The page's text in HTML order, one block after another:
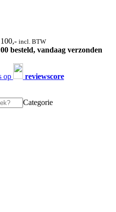
incl. BTW
besteld, vandaag verzonden
op reviewscore
Categorie